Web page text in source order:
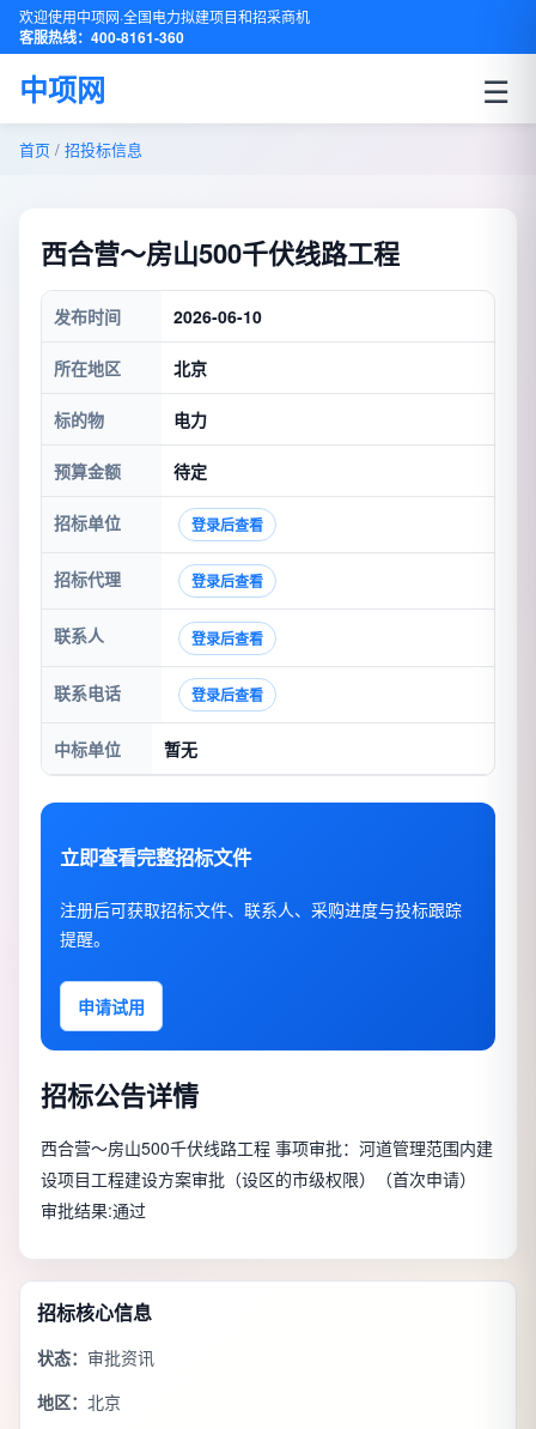
欢迎使用中项网·全国电力拟建项目和招采商机
客服热线：400-8161-360
中项网 ☰
首页 / 招投标信息
西合营～房山500千伏线路工程
发布时间 2026-06-10
所在地区 北京
标的物 电力
预算金额 待定
招标单位 登录后查看
招标代理 登录后查看
联系人 登录后查看
联系电话 登录后查看
中标单位 暂无
立即查看完整招标文件
注册后可获取招标文件、联系人、采购进度与投标跟踪
提醒。
申请试用
招标公告详情
西合营～房山500千伏线路工程 事项审批：河道管理范围内建
设项目工程建设方案审批（设区的市级权限）（首次申请）
审批结果:通过
招标核心信息
状态： 审批资讯
地区： 北京